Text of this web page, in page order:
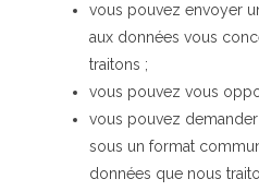
vous pouvez envoyer
aux données vous
traitons ;
vous pouvez vous
vous pouvez demander
sous un format
données que nous